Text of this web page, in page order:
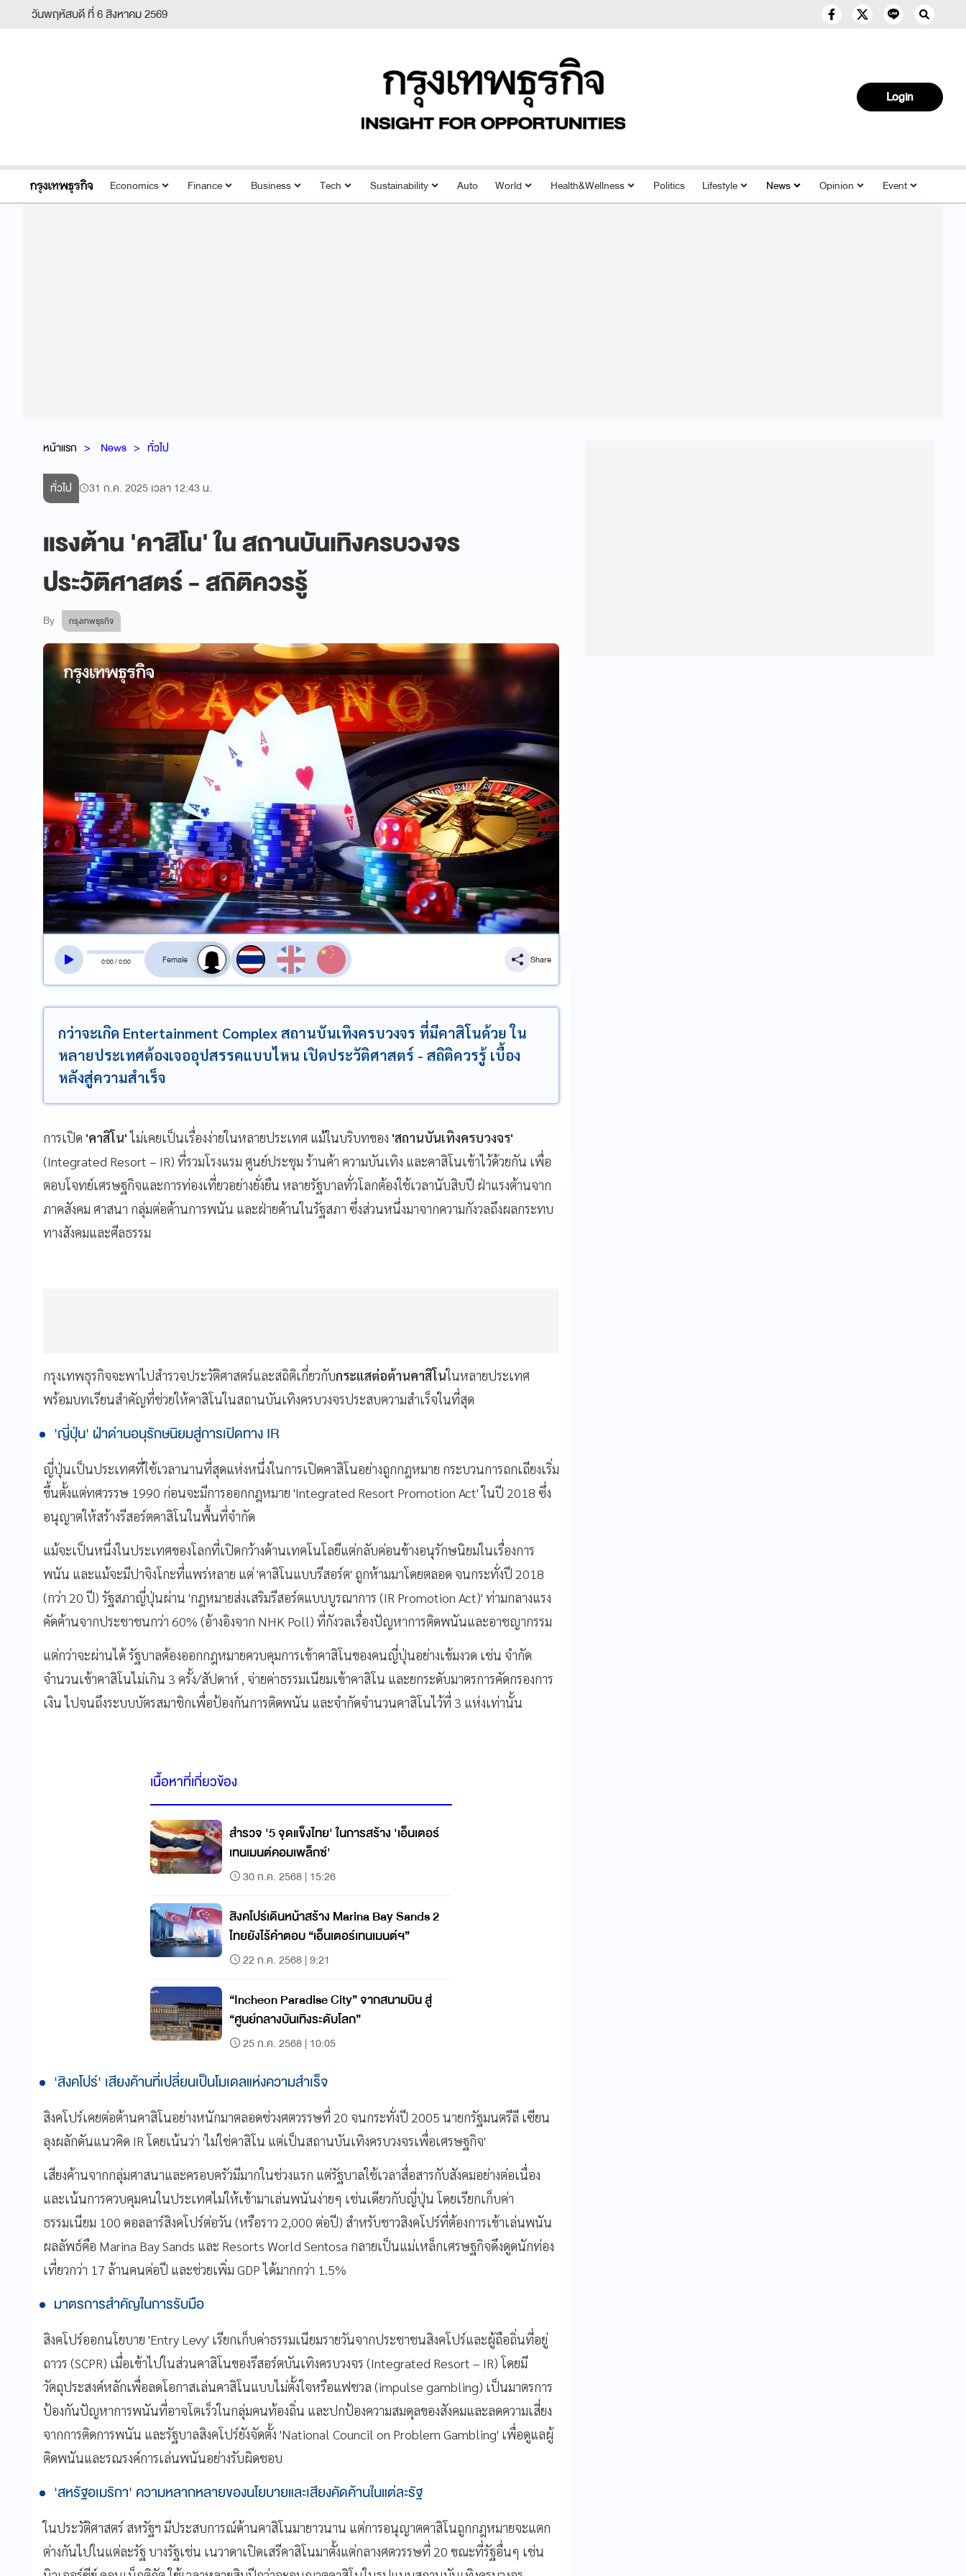
วันพฤหัสบดี ที่ 6 สิงหาคม 2569
Login
Economics Finance Business Tech Sustainability Auto World Health&Wellness Politics Lifestyle News Opinion Event
หน้าแรก News ทั่วไป
ทั่วไป 31 ก.ค. 2025 เวลา 12:43 น.
แรงต้าน 'คาสิโน' ใน สถานบันเทิงครบวงจร
ประวัติศาสตร์ - สถิติควรรู้
By กรุงเทพธุรกิจ
0:00/0:00
สลับเสียงอ่าน
Share
กว่าจะเกิด Entertainment Complex สถานบันเทิงครบวงจร ที่มีคาสิโนด้วย ใน
หลายประเทศต้องเจออุปสรรคแบบไหน เปิดประวัติศาสตร์ - สถิติควรรู้ เบื้อง
หลังสู่ความสำเร็จ
การเปิด 'คาสิโน'ไม่เคยเป็นเรื่องง่ายในหลายประเทศ แม้ในบริบทของ 'สถานบันเทิงครบวงจร'
(Integrated Resort – IR) ที่รวมโรงแรม ศูนย์ประชุม ร้านค้า ความบันเทิง และคาสิโนเข้าไว้ด้วยกัน เพื่อ
ตอบโจทย์เศรษฐกิจและการท่องเที่ยวอย่างยั่งยืน หลายรัฐบาลทั่วโลกต้องใช้เวลานับสิบปี ฝ่าแรงต้านจาก
ภาคสังคม ศาสนา กลุ่มต่อต้านการพนัน และฝ่ายค้านในรัฐสภา ซึ่งส่วนหนึ่งมาจากความกังวลถึงผลกระทบ
ทางสังคมและศีลธรรม
กรุงเทพธุรกิจจะพาไปสำรวจประวัติศาสตร์และสถิติเกี่ยวกับกระแสต่อต้านคาสิโนในหลายประเทศ
พร้อมบทเรียนสำคัญที่ช่วยให้คาสิโนในสถานบันเทิงครบวงจรประสบความสำเร็จในที่สุด
'ญี่ปุ่น' ฝ่าด่านอนุรักษนิยมสู่การเปิดทาง IR
ญี่ปุ่นเป็นประเทศที่ใช้เวลานานที่สุดแห่งหนึ่งในการเปิดคาสิโนอย่างถูกกฎหมาย กระบวนการถกเถียงเริ่ม
ขึ้นตั้งแต่ทศวรรษ 1990 ก่อนจะมีการออกกฎหมาย 'Integrated Resort Promotion Act' ในปี 2018 ซึ่ง
อนุญาตให้สร้างรีสอร์ตคาสิโนในพื้นที่จำกัด
แม้จะเป็นหนึ่งในประเทศของโลกที่เปิดกว้างด้านเทคโนโลยีแต่กลับค่อนข้างอนุรักษนิยมในเรื่องการ
พนัน และแม้จะมีปาจิงโกะที่แพร่หลาย แต่ 'คาสิโนแบบรีสอร์ต' ถูกห้ามมาโดยตลอด จนกระทั่งปี 2018
(กว่า 20 ปี) รัฐสภาญี่ปุ่นผ่าน 'กฎหมายส่งเสริมรีสอร์ตแบบบูรณาการ (IR Promotion Act)' ท่ามกลางแรง
คัดค้านจากประชาชนกว่า 60% (อ้างอิงจาก NHK Poll) ที่กังวลเรื่องปัญหาการติดพนันและอาชญากรรม
แต่กว่าจะผ่านได้ รัฐบาลต้องออกกฎหมายควบคุมการเข้าคาสิโนของคนญี่ปุ่นอย่างเข้มงวด เช่น จำกัด
จำนวนเข้าคาสิโนไม่เกิน 3 ครั้ง/สัปดาห์ , จ่ายค่าธรรมเนียมเข้าคาสิโน และยกระดับมาตรการคัดกรองการ
เงิน ไปจนถึงระบบบัตรสมาชิกเพื่อป้องกันการติดพนัน และจำกัดจำนวนคาสิโนไว้ที่ 3 แห่งเท่านั้น
เนื้อหาที่เกี่ยวข้อง
สำรวจ '5 จุดแข็งไทย' ในการสร้าง 'เอ็นเตอร์
เทนเมนต์คอมเพล็กซ์'
30 ก.ค. 2568 | 15:26
สิงคโปร์เดินหน้าสร้าง Marina Bay Sands 2
ไทยยังไร้คำตอบ “เอ็นเตอร์เทนเมนต์ฯ”
22 ก.ค. 2568 | 9:21
“Incheon Paradise City” จากสนามบิน สู่
“ศูนย์กลางบันเทิงระดับโลก”
25 ก.ค. 2568 | 10:05
'สิงคโปร์' เสียงค้านที่เปลี่ยนเป็นโมเดลแห่งความสำเร็จ
สิงคโปร์เคยต่อต้านคาสิโนอย่างหนักมาตลอดช่วงศตวรรษที่ 20 จนกระทั่งปี 2005 นายกรัฐมนตรีลี เซียน
ลุงผลักดันแนวคิด IR โดยเน้นว่า 'ไม่ใช่คาสิโน แต่เป็นสถานบันเทิงครบวงจรเพื่อเศรษฐกิจ'
เสียงค้านจากกลุ่มศาสนาและครอบครัวมีมากในช่วงแรก แต่รัฐบาลใช้เวลาสื่อสารกับสังคมอย่างต่อเนื่อง
และเน้นการควบคุมคนในประเทศไม่ให้เข้ามาเล่นพนันง่ายๆ เช่นเดียวกับญี่ปุ่น โดยเรียกเก็บค่า
ธรรมเนียม 100 ดอลลาร์สิงคโปร์ต่อวัน (หรือราว 2,000 ต่อปี) สำหรับชาวสิงคโปร์ที่ต้องการเข้าเล่นพนัน
ผลลัพธ์คือ Marina Bay Sands และ Resorts World Sentosa กลายเป็นแม่เหล็กเศรษฐกิจดึงดูดนักท่อง
เที่ยวกว่า 17 ล้านคนต่อปี และช่วยเพิ่ม GDP ได้มากกว่า 1.5%
มาตรการสำคัญในการรับมือ
สิงคโปร์ออกนโยบาย 'Entry Levy' เรียกเก็บค่าธรรมเนียมรายวันจากประชาชนสิงคโปร์และผู้ถือถิ่นที่อยู่
ถาวร (SCPR) เมื่อเข้าไปในส่วนคาสิโนของรีสอร์ตบันเทิงครบวงจร (Integrated Resort – IR) โดยมี
วัตถุประสงค์หลักเพื่อลดโอกาสเล่นคาสิโนแบบไม่ตั้งใจหรือแฟชวล (impulse gambling) เป็นมาตรการ
ป้องกันปัญหาการพนันที่อาจโตเร็วในกลุ่มคนท้องถิ่น และปกป้องความสมดุลของสังคมและลดความเสี่ยง
จากการติดการพนัน และรัฐบาลสิงคโปร์ยังจัดตั้ง 'National Council on Problem Gambling' เพื่อดูแลผู้
ติดพนันและรณรงค์การเล่นพนันอย่างรับผิดชอบ
'สหรัฐอเมริกา' ความหลากหลายของนโยบายและเสียงคัดค้านในแต่ละรัฐ
ในประวัติศาสตร์ สหรัฐฯ มีประสบการณ์ด้านคาสิโนมายาวนาน แต่การอนุญาตคาสิโนถูกกฎหมายจะแตก
ต่างกันไปในแต่ละรัฐ บางรัฐเช่น เนวาดาเปิดเสรีคาสิโนมาตั้งแต่กลางศตวรรษที่ 20 ขณะที่รัฐอื่นๆ เช่น